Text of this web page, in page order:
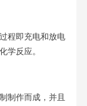
程即充电和放电
学反应。
制作而成，并且